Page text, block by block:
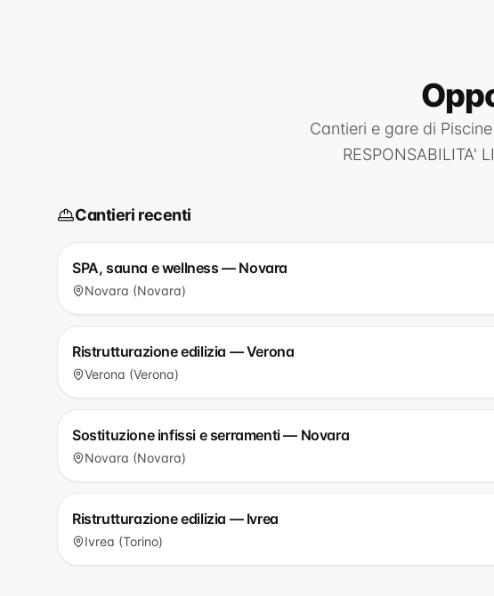
Cantieri e gare di
RESPONSABILITA'
Cantieri recenti
SPA, sauna e wellness — Novara
Novara (Novara)
Ristrutturazione edilizia — Verona
Verona (Verona)
Sostituzione infissi e serramenti — Novara
Novara (Novara)
Ristrutturazione edilizia — Ivrea
Ivrea (Torino)